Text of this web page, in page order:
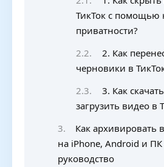
ТикТок с помощью
приватности?
2. Как
черновики в
3. Как
загрузить видео в
Как архивировать
на iPhone, Android и
руководство